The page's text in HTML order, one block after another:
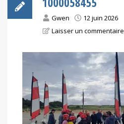
Gwen
12 juin 2026
Laisser un commentaire